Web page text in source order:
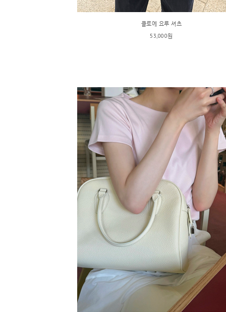
클로에 요루 셔츠
53,000원